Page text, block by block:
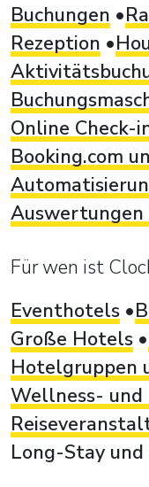
Buchungen
Rezeption
Online Check-
Booking.com
Auswertungen
Für wen ist
Eventhotels
Große Hotels
Hotelgruppen
Wellness-
Long-Stay